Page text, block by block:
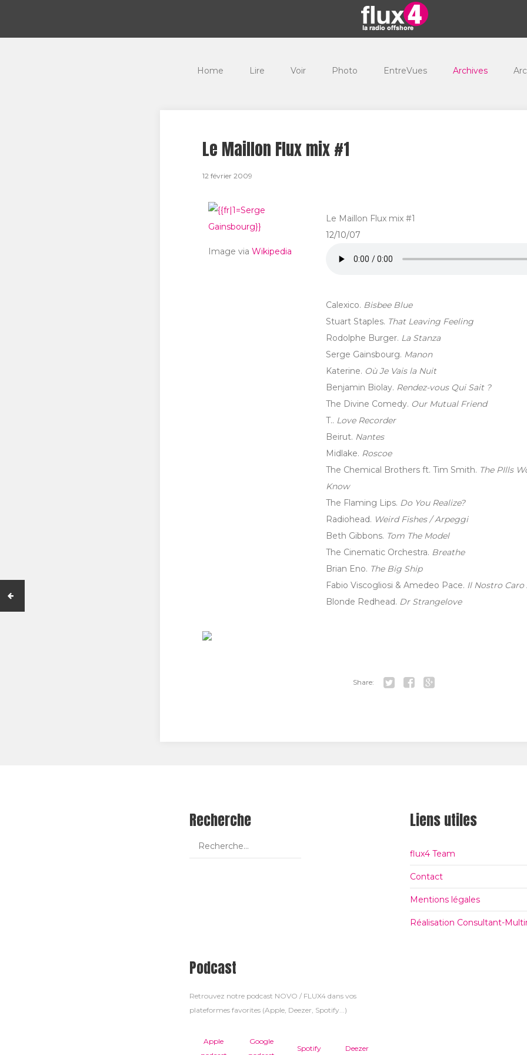
Home Lire Voir Photo EntreVues Archives
Le Maillon Flux mix #1
12 février 2009
Image via Wikipedia
Le Maillon Flux mix #1
12/10/07
Calexico. Bisbee Blue
Stuart Staples. That Leaving Feeling
Rodolphe Burger. La Stanza
Serge Gainsbourg. Manon
Katerine. Où Je Vais la Nuit
Benjamin Biolay. Rendez-vous Qui Sait ?
The Divine Comedy. Our Mutual Friend
T.. Love Recorder
Beirut. Nantes
Midlake. Roscoe
The Chemical Brothers ft. Tim Smith. The PIlls
Know
The Flaming Lips. Do You Realize?
Radiohead. Weird Fishes / Arpeggi
Beth Gibbons. Tom The Model
The Cinematic Orchestra. Breathe
Brian Eno. The Big Ship
Fabio Viscogliosi & Amedeo Pace. Il Nostro Caro
Blonde Redhead. Dr Strangelove
Share:
Recherche Liens utiles
flux4 Team
Contact
Mentions légales
Réalisation Consultant-
Podcast
Retrouvez notre podcast NOVO / FLUX4 dans vos
plateformes favorites (Apple, Deezer, Spotify...)
Apple
Google
Spotify Deezer